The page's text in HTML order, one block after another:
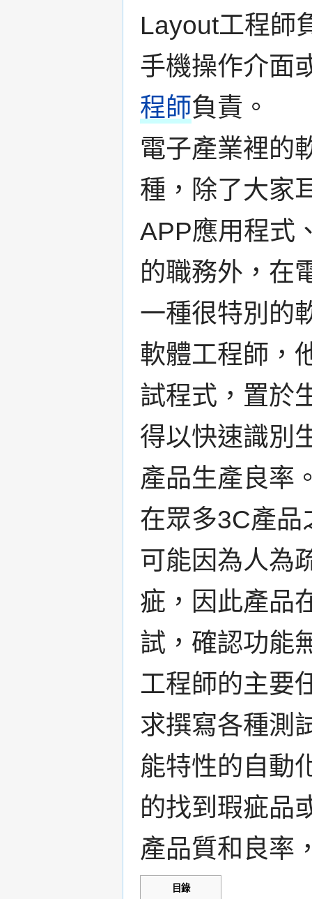
Layout工程師
手機操作介面
程師負責。
電子產業裡的
種，除了大家
APP應用程式
的職務外，在
一種很特別的
軟體工程師，
試程式，置於
得以快速識別
產品生產良率
在眾多3C產品
可能因為人為
疵，因此產品
試，確認功能
工程師的主要
求撰寫各種測
能特性的自動
的找到瑕疵品
產品質和良率
目錄